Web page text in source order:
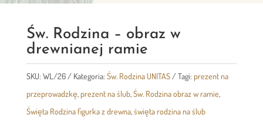
Św. Rodzina – obraz w
drewnianej ramie
SKU: WL/26 Kategoria: Św. Rodzina UNITAS Tagi: prezent na
przeprowadzkę,prezent na ślub,Św. Rodzina obraz w ramie,
Święta Rodzina figurka z drewna,święta rodzina na ślub